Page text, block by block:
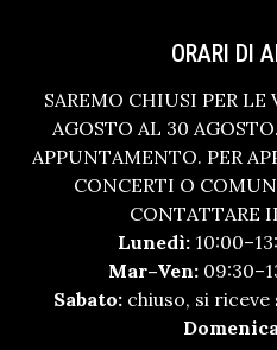
ORARI DI
SAREMO CHIUSI PER LE
AGOSTO AL 30
APPUNTAMENTO. PER
CONCERTI O
CONTATTARE
Lunedì:
Mar–Ven:
Sabato: chiuso, si